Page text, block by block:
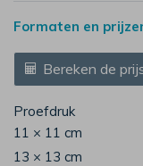
Formaten en
Bereken de
Proefdruk
11 × 11 cm
13 × 13 cm